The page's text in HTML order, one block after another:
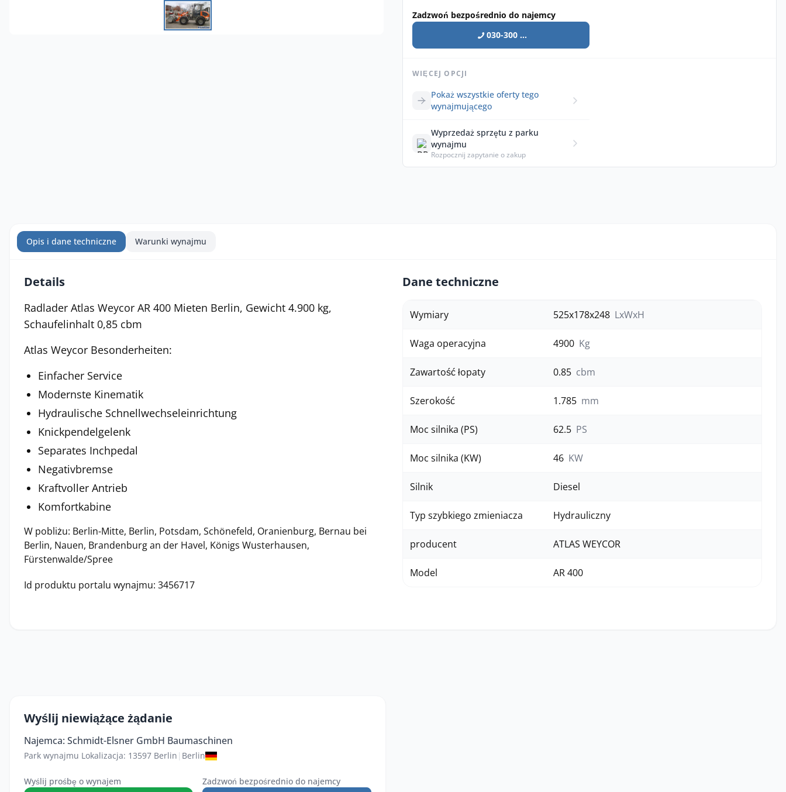
Zadzwoń bezpośrednio do najemcy
030-300 ...
WIĘCEJ OPCJI
Pokaż wszystkie oferty tego
wynajmującego
Wyprzedaż sprzętu z parku
wynajmu
Rozpocznij zapytanie o zakup
Opis i dane techniczne Warunki wynajmu
Details
Radlader Atlas Weycor AR 400 Mieten Berlin, Gewicht 4.900 kg,
Schaufelinhalt 0,85 cbm
Atlas Weycor Besonderheiten:
Einfacher Service
Modernste Kinematik
Hydraulische Schnellwechseleinrichtung
Knickpendelgelenk
Separates Inchpedal
Negativbremse
Kraftvoller Antrieb
Komfortkabine
W pobliżu: Berlin-Mitte, Berlin, Potsdam, Schönefeld, Oranienburg, Bernau bei
Berlin, Nauen, Brandenburg an der Havel, Königs Wusterhausen,
Fürstenwalde/Spree
Id produktu portalu wynajmu: 3456717
Dane techniczne
Wymiary 525x178x248 LxWxH
Waga operacyjna 4900 Kg
Zawartość łopaty 0.85 cbm
Szerokość 1.785 mm
Moc silnika (PS) 62.5 PS
Moc silnika (KW) 46 KW
Silnik Diesel
Typ szybkiego zmieniacza Hydrauliczny
producent ATLAS WEYCOR
Model AR 400
Wyślij niewiążące żądanie
Najemca: Schmidt-Elsner GmbH Baumaschinen
Park wynajmu Lokalizacja: 13597 Berlin | Berlin
Wyślij prośbę o wynajem
Zadzwoń bezpośrednio do najemcy